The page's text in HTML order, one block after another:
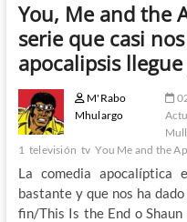
You, Me and the
serie que casi
apocalipsis llegue
M'Rabo
Mhulargo
1 televisión tv You Me and the
La comedia apocalíptica
bastante y que nos ha
fin/This Is the End o